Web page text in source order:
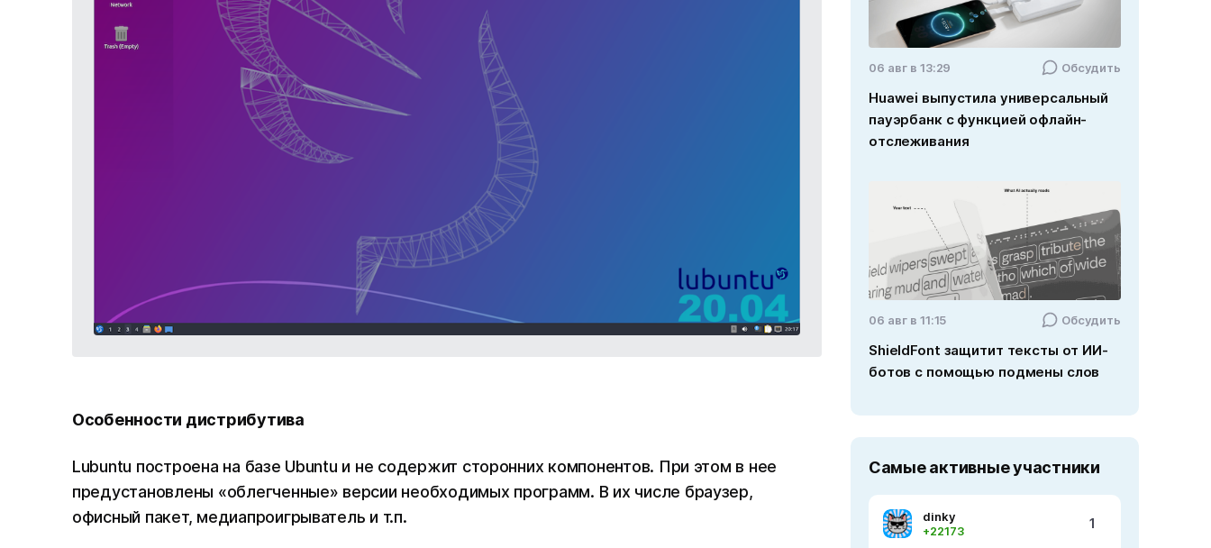
Особенности дистрибутива
Lubuntu построена на базе Ubuntu и не содержит сторонних компонентов. При этом в нее
предустановлены «облегченные» версии необходимых программ. В их числе браузер,
офисный пакет, медиапроигрыватель и т.п.
06 авг в 13:29 Обсудить
Huawei выпустила универсальный
пауэрбанк с функцией офлайн-
отслеживания
06 авг в 11:15 Обсудить
ShieldFont защитит тексты от ИИ-
ботов с помощью подмены слов
Самые активные участники
dinky
+22173
1